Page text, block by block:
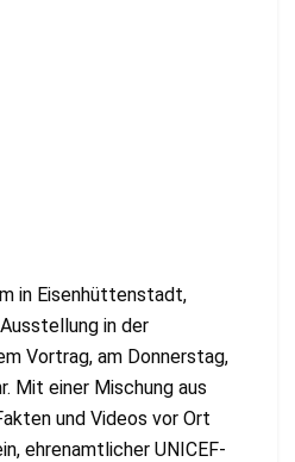
in Eisenhüttenstadt,
in der
Vortrag, am Donnerstag,
Mit einer Mischung aus
und Videos vor Ort
ehrenamtlicher UNICEF-